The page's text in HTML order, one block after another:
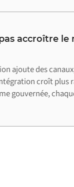
accroître le
ajoute des
croît plus
gouvernée,